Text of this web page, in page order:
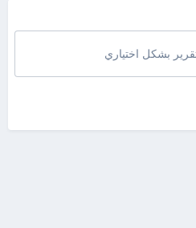
بشكل اختياري